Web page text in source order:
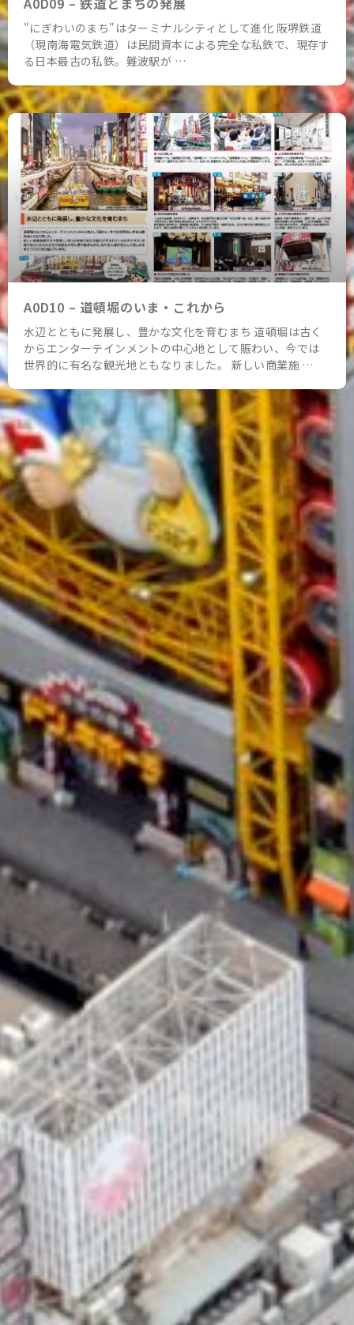
"にぎわいのまち"はターミナルシティとして進化 阪堺鉄道
（現南海電気鉄道）は民間資本による完全な私鉄で、現存す
る日本最古の私鉄。難波駅が …
A0D10 – 道頓堀のいま・これから
水辺とともに発展し、豊かな文化を育むまち 道頓堀は古く
からエンターテインメントの中心地として賑わい、今では
世界的に有名な観光地ともなりました。 新しい商業施 …